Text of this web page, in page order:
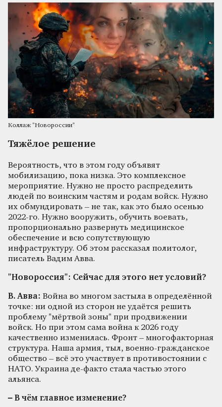
Коллаж "Новороссии"
Тяжёлое решение
Вероятность, что в этом году объявят
мобилизацию, пока низка. Это комплексное
мероприятие. Нужно не просто распределить
людей по воинским частям и родам войск. Нужно
их обмундировать – не так, как это было осенью
2022-го. Нужно вооружить, обучить воевать,
пропорционально развернуть медицинское
обеспечение и всю сопутствующую
инфраструктуру. Об этом рассказал политолог,
писатель Вадим Авва.
"Новороссия": Сейчас для этого нет условий?
В. Авва: Война во многом застыла в определённой
точке: ни одной из сторон не удаётся решить
проблему "мёртвой зоны" при продвижении
войск. Но при этом сама война к 2026 году
качественно изменилась. Фронт – многофакторная
структура. Наша армия, тыл, военно-гражданское
общество – всё это участвует в противостоянии с
НАТО. Украина де-факто стала частью этого
альянса.
– В чём главное изменение?